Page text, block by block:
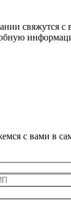
свяжутся с
с вами в